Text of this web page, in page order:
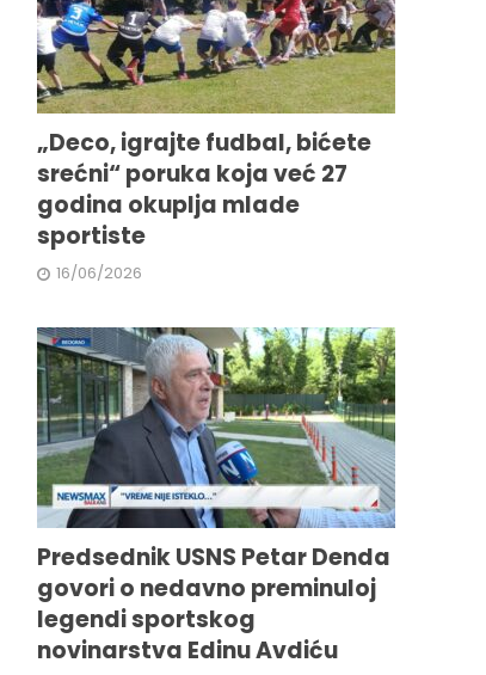
„Deco, igrajte fudbal, bićete
srećni“ poruka koja već 27
godina okuplja mlade
sportiste
16/06/2026
Predsednik USNS Petar Denda
govori o nedavno preminuloj
legendi sportskog
novinarstva Edinu Avdiću